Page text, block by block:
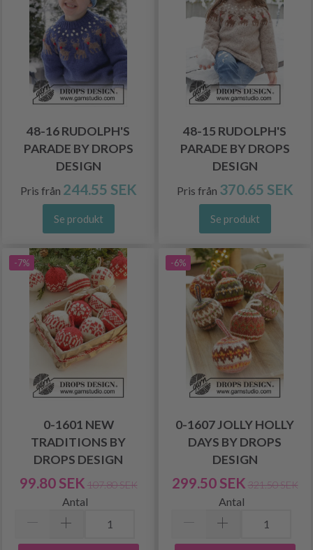
48-16 RUDOLPH'S
PARADE BY DROPS
DESIGN
Pris från 244.55 SEK
Se produkt
48-15 RUDOLPH'S
PARADE BY DROPS
DESIGN
Pris från 370.65 SEK
Se produkt
-7%
0-1601 NEW
TRADITIONS BY
DROPS DESIGN
99.80 SEK 107.80 SEK
Antal
-6%
0-1607 JOLLY HOLLY
DAYS BY DROPS
DESIGN
299.50 SEK 321.50 SEK
Antal